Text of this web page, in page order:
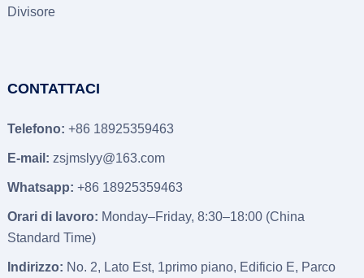
Divisore
CONTATTACI
Telefono: +86 18925359463
E-mail: zsjmslyy@163.com
Whatsapp: +86 18925359463
Orari di lavoro: Monday–Friday, 8:30–18:00 (China
Standard Time)
Indirizzo: No. 2, Lato Est, 1primo piano, Edificio E, Parco